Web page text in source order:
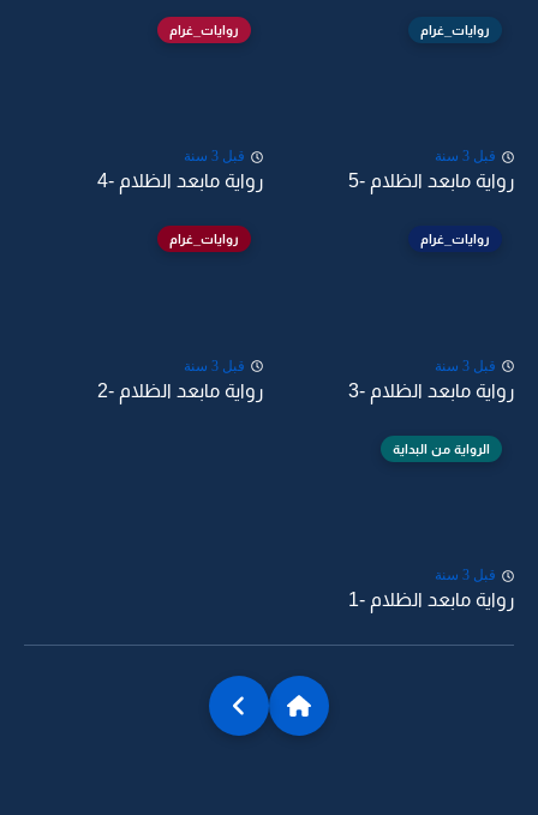
روايات_غرام
قبل 3 سنة
رواية مابعد الظلام -5
روايات_غرام
قبل 3 سنة
رواية مابعد الظلام -4
روايات_غرام
قبل 3 سنة
رواية مابعد الظلام -3
روايات_غرام
قبل 3 سنة
رواية مابعد الظلام -2
الرواية من البداية
قبل 3 سنة
رواية مابعد الظلام -1